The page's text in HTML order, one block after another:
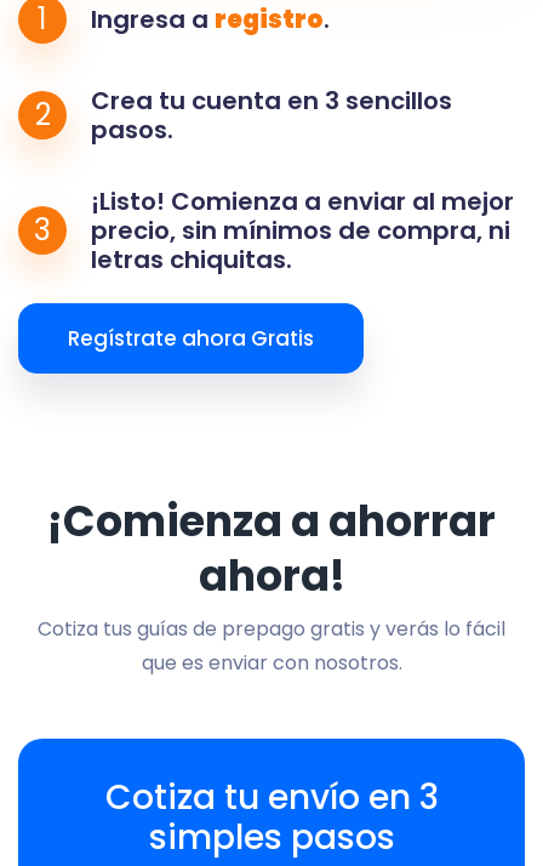
1 Ingresa a registro.
2
Crea tu cuenta en 3 sencillos
pasos.
3
¡Listo! Comienza a enviar al mejor
precio, sin mínimos de compra, ni
letras chiquitas.
Regístrate ahora Gratis
¡Comienza a ahorrar
ahora!
Cotiza tus guías de prepago gratis y verás lo fácil
que es enviar con nosotros.
Cotiza tu envío en 3
simples pasos